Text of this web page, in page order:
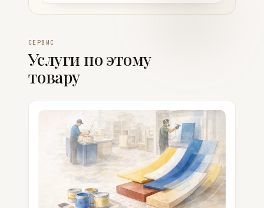
СЕРВИС
Услуги по этому
товару